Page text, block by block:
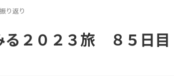
り返り
る２０２３旅 ８５日目